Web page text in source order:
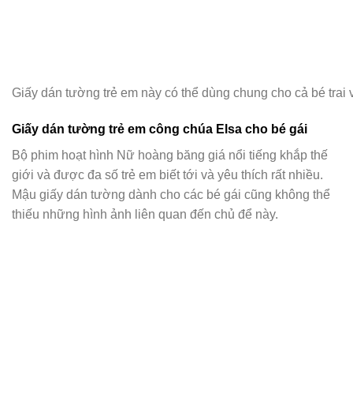
Giấy dán tường trẻ em này có thể dùng chung cho cả bé trai
Giấy dán tường trẻ em công chúa Elsa cho bé gái
Bộ phim hoạt hình Nữ hoàng băng giá nổi tiếng khắp thế
giới và được đa số trẻ em biết tới và yêu thích rất nhiều.
Mậu giấy dán tường dành cho các bé gái cũng không thể
thiếu những hình ảnh liên quan đến chủ để này.